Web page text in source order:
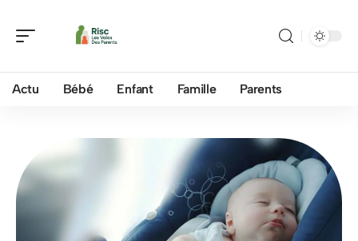
Actu Bébé Enfant Famille Parents